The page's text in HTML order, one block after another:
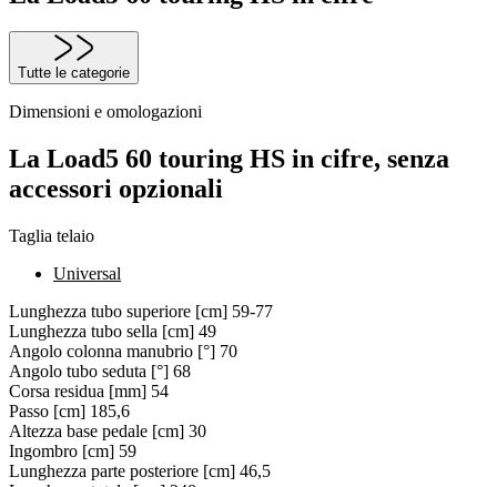
Tutte le categorie
Dimensioni e omologazioni
La Load5 60 touring HS in cifre, senza
accessori opzionali
Taglia telaio
Universal
Lunghezza tubo superiore [cm] 59-77
Lunghezza tubo sella [cm] 49
Angolo colonna manubrio [°] 70
Angolo tubo seduta [°] 68
Corsa residua [mm] 54
Passo [cm] 185,6
Altezza base pedale [cm] 30
Ingombro [cm] 59
Lunghezza parte posteriore [cm] 46,5